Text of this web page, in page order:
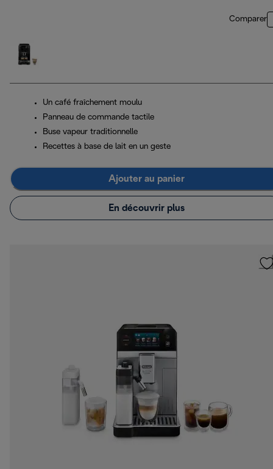
Comparer
Un café fraîchement moulu
Panneau de commande tactile
Buse vapeur traditionnelle
Recettes à base de lait en un geste
Ajouter au panier
En découvrir plus